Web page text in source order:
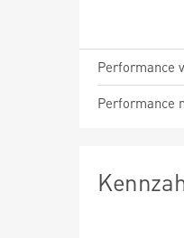
Performance
Performance